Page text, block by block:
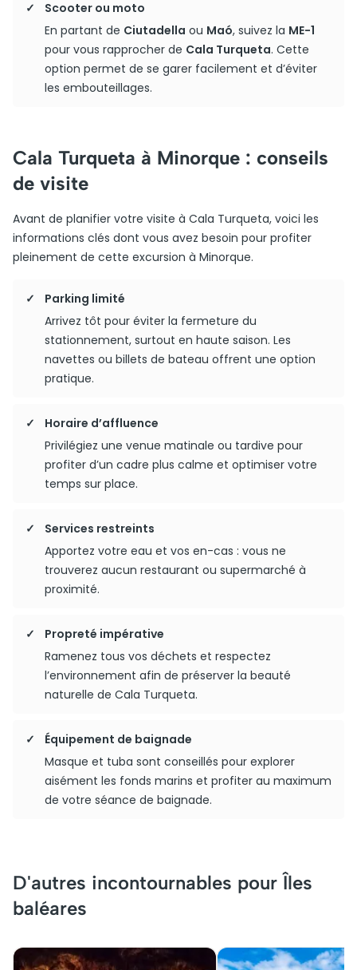
Scooter ou moto
En partant de Ciutadella ou Maó, suivez la ME-1
pour vous rapprocher de Cala Turqueta. Cette
option permet de se garer facilement et d’éviter
les embouteillages.
Cala Turqueta à Minorque : conseils
de visite
Avant de planifier votre visite à Cala Turqueta, voici les
informations clés dont vous avez besoin pour profiter
pleinement de cette excursion à Minorque.
Parking limité
Arrivez tôt pour éviter la fermeture du
stationnement, surtout en haute saison. Les
navettes ou billets de bateau offrent une option
pratique.
Horaire d’affluence
Privilégiez une venue matinale ou tardive pour
profiter d’un cadre plus calme et optimiser votre
temps sur place.
Services restreints
Apportez votre eau et vos en-cas : vous ne
trouverez aucun restaurant ou supermarché à
proximité.
Propreté impérative
Ramenez tous vos déchets et respectez
l’environnement afin de préserver la beauté
naturelle de Cala Turqueta.
Équipement de baignade
Masque et tuba sont conseillés pour explorer
aisément les fonds marins et profiter au maximum
de votre séance de baignade.
D'autres incontournables pour Îles
baléares